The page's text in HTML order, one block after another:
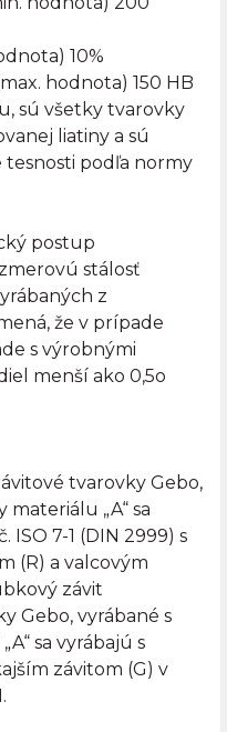
10%
hodnota) 150 HB
sú všetky tvarovky
liatiny a sú
tesnosti podľa normy
postup
stálosť
z
že v prípade
s výrobnými
menší ako 0,5o
tvarovky Gebo,
„A“ sa
ISO 7-1 (DIN 2999) s
(R) a valcovým
závit
Gebo, vyrábané s
sa vyrábajú s
závitom (G) v